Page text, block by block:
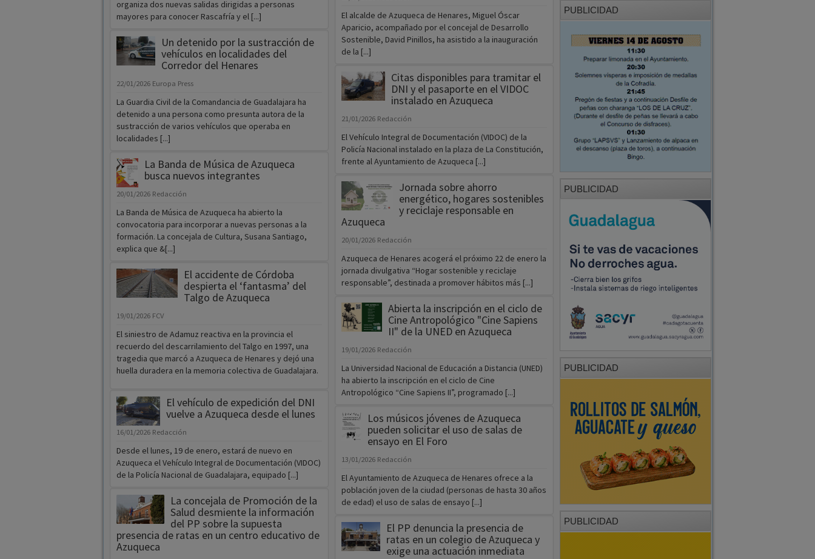
organiza dos nuevas salidas dirigidas a personas
mayores para conocer Rascafría y el [...]
Un detenido por la sustracción de
vehículos en localidades del
Corredor del Henares
22/01/2026 Europa Press
La Guardia Civil de la Comandancia de Guadalajara ha
detenido a una persona como presunta autora de la
sustracción de varios vehículos que operaba en
localidades [...]
La Banda de Música de Azuqueca
busca nuevos integrantes
20/01/2026 Redacción
La Banda de Música de Azuqueca ha abierto la
convocatoria para incorporar a nuevas personas a la
formación. La concejala de Cultura, Susana Santiago,
explica que &[...]
El accidente de Córdoba
despierta el ‘fantasma’ del
Talgo de Azuqueca
19/01/2026 FCV
El siniestro de Adamuz reactiva en la provincia el
recuerdo del descarrilamiento del Talgo en 1997, una
tragedia que marcó a Azuqueca de Henares y dejó una
huella duradera en la memoria colectiva de Guadalajara.
El vehículo de expedición del DNI
vuelve a Azuqueca desde el lunes
16/01/2026 Redacción
Desde el lunes, 19 de enero, estará de nuevo en
Azuqueca el Vehículo Integral de Documentación (VIDOC)
de la Policía Nacional de Guadalajara, equipado [...]
La concejala de Promoción de la
Salud desmiente la información
del PP sobre la supuesta
presencia de ratas en un centro educativo de
Azuqueca
El alcalde de Azuqueca de Henares, Miguel Óscar
Aparicio, acompañado por el concejal de Desarrollo
Sostenible, David Pinillos, ha asistido a la inauguración
de la [...]
Citas disponibles para tramitar el
DNI y el pasaporte en el VIDOC
instalado en Azuqueca
21/01/2026 Redacción
El Vehículo Integral de Documentación (VIDOC) de la
Policía Nacional instalado en la plaza de La Constitución,
frente al Ayuntamiento de Azuqueca [...]
Jornada sobre ahorro
energético, hogares sostenibles
y reciclaje responsable en
Azuqueca
20/01/2026 Redacción
Azuqueca de Henares acogerá el próximo 22 de enero la
jornada divulgativa “Hogar sostenible y reciclaje
responsable”, destinada a promover hábitos más [...]
Abierta la inscripción en el ciclo de
Cine Antropológico "Cine Sapiens
II" de la UNED en Azuqueca
19/01/2026 Redacción
La Universidad Nacional de Educación a Distancia (UNED)
ha abierto la inscripción en el ciclo de Cine
Antropológico “Cine Sapiens II”, programado [...]
Los músicos jóvenes de Azuqueca
pueden solicitar el uso de salas de
ensayo en El Foro
13/01/2026 Redacción
El Ayuntamiento de Azuqueca de Henares ofrece a la
población joven de la ciudad (personas de hasta 30 años
de edad) el uso de salas de ensayo [...]
El PP denuncia la presencia de
ratas en un colegio de Azuqueca y
exige una actuación inmediata
PUBLICIDAD
PUBLICIDAD
PUBLICIDAD
PUBLICIDAD